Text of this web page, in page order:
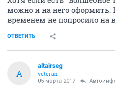
можно и на него оформить.
временем не попросило на
ОТВЕТИТЬ
A
altairseg
veteran
05 марта 2017